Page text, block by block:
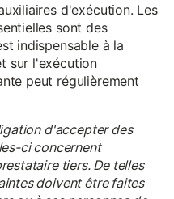
d'exécution. Les
sont des
indispensable à la
sur l'exécution
peut régulièrement
d'accepter des
ci concernent
tiers. De telles
doivent être faites